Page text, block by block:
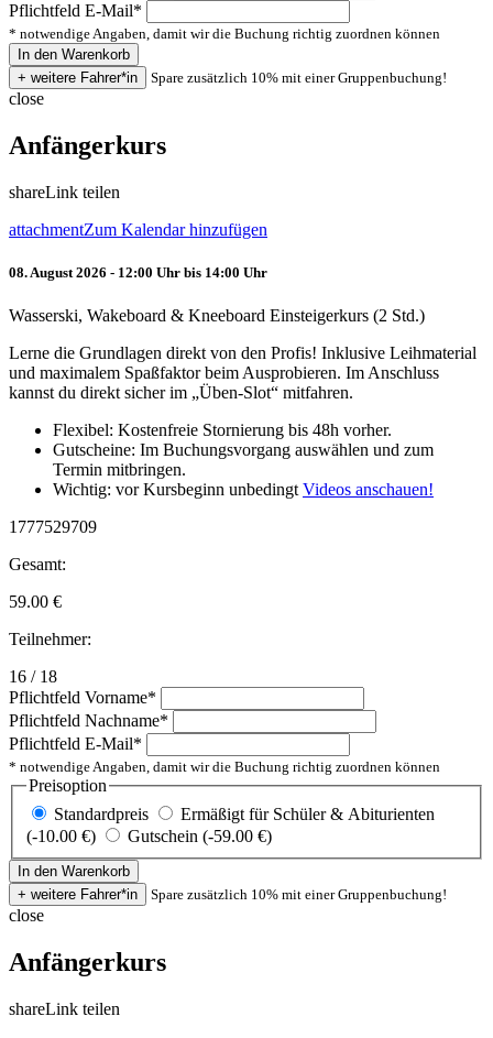
Pflichtfeld E-Mail*
* notwendige Angaben, damit wir die Buchung richtig zuordnen können
Spare zusätzlich 10% mit einer Gruppenbuchung!
close
Anfängerkurs
shareLink teilen
attachmentZum Kalendar hinzufügen
08. August 2026 - 12:00 Uhr bis 14:00 Uhr
Wasserski, Wakeboard & Kneeboard Einsteigerkurs (2 Std.)
Lerne die Grundlagen direkt von den Profis! Inklusive Leihmaterial
und maximalem Spaßfaktor beim Ausprobieren. Im Anschluss
kannst du direkt sicher im „Üben-Slot“ mitfahren.
Flexibel: Kostenfreie Stornierung bis 48h vorher.
Gutscheine: Im Buchungsvorgang auswählen und zum
Termin mitbringen.
Wichtig: vor Kursbeginn unbedingt Videos anschauen!
1777529709
Gesamt:
59.00 €
Teilnehmer:
16 / 18
Pflichtfeld Vorname*
Pflichtfeld Nachname*
Pflichtfeld E-Mail*
* notwendige Angaben, damit wir die Buchung richtig zuordnen können
Preisoption
Standardpreis
Ermäßigt für Schüler & Abiturienten
(-10.00 €)
Gutschein (-59.00 €)
Spare zusätzlich 10% mit einer Gruppenbuchung!
close
Anfängerkurs
shareLink teilen